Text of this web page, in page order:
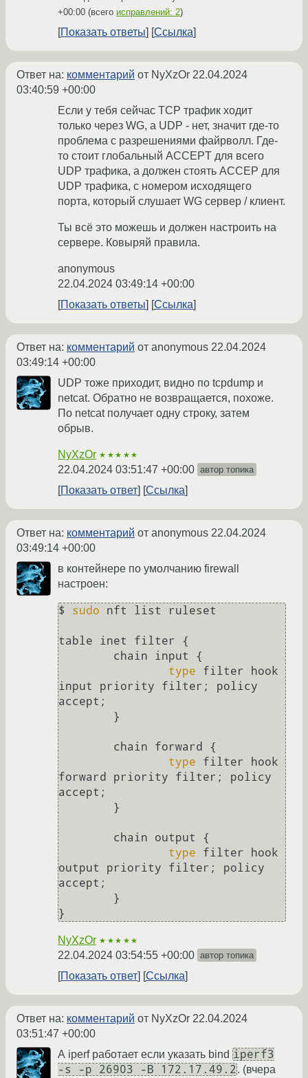
+00:00 (всего исправлений: 2)
Показать ответы Ссылка
Ответ на: комментарий от NyXzOr 22.04.2024
03:40:59 +00:00
Если у тебя сейчас TCP трафик ходит
только через WG, а UDP - нет, значит где-то
проблема с разрешениями файрволл. Где-
то стоит глобальный ACCEPT для всего
UDP трафика, а должен стоять ACCEP для
UDP трафика, с номером исходящего
порта, который слушает WG сервер / клиент.
Ты всё это можешь и должен настроить на
сервере. Ковыряй правила.
anonymous
22.04.2024 03:49:14 +00:00
Показать ответы
Ссылка
Ответ на: комментарий от anonymous 22.04.2024
03:49:14 +00:00
UDP тоже приходит, видно по tcpdump и
netcat. Обратно не возвращается, похоже.
По netcat получает одну строку, затем
обрыв.
NyXzOr ★★★★★
22.04.2024 03:51:47 +00:00 автор топика
Показать ответ Ссылка
Ответ на: комментарий от anonymous 22.04.2024
03:49:14 +00:00
в контейнере по умолчанию firewall
настроен:
$ sudo nft list ruleset
table inet filter {
type filter hook
input priority filter; policy
accept;
type filter hook
forward priority filter; policy
accept;
type filter hook
output priority filter; policy
accept;
NyXzOr ★★★★★
22.04.2024 03:54:55 +00:00 автор топика
Показать ответ Ссылка
Ответ на: комментарий от NyXzOr 22.04.2024
03:51:47 +00:00
А iperf работает если указать bind iperf3
-s -p 26903 -B 172.17.49.2. (вчера